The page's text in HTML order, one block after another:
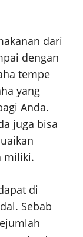
dari
dengan
tempe
yang
Anda.
juga bisa
miliki.
di
Sebab